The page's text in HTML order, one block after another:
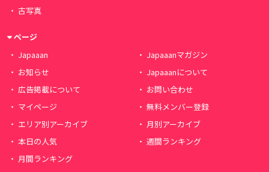
古写真
ページ
Japaaan
Japaaanマガジン
お知らせ
Japaaanについて
広告掲載について
お問い合わせ
マイページ
無料メンバー登録
エリア別アーカイブ
月別アーカイブ
本日の人気
週間ランキング
月間ランキング